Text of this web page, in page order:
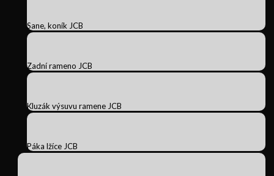
Sane, koník JCB
Zadní rameno JCB
Kluzák výsuvu ramene JCB
Páka lžíce JCB